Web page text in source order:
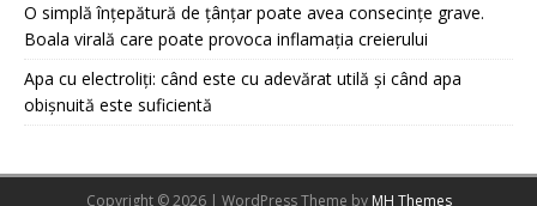
O simplă înțepătură de țânțar poate avea consecințe grave.
Boala virală care poate provoca inflamația creierului
Apa cu electroliți: când este cu adevărat utilă și când apa
obișnuită este suficientă
Copyright © 2026 | WordPress Theme by MH Themes